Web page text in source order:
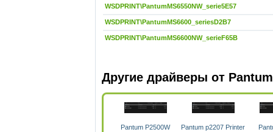
WSDPRINT\PantumMS6550NW_serie5E57
WSDPRINT\PantumMS6600_seriesD2B7
WSDPRINT\PantumMS6600NW_serieF65B
Другие драйверы от Pantum
Pantum P2500W
Pantum p2207 Printer